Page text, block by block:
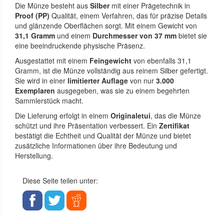
Die Münze besteht aus Silbermit einer Prägetechnik in
Proof (PP) Qualität, einem Verfahren, das für präzise Details
und glänzende Oberflächen sorgt. Mit einem Gewicht von
31,1 Gramm und einem Durchmesser von 37 mm bietet sie
eine beeindruckende physische Präsenz.
Ausgestattet mit einem Feingewicht von ebenfalls 31,1
Gramm, ist die Münze vollständig aus reinem Silber gefertigt.
Sie wird in einer limitierter Auflage von nur 3.000
Exemplaren ausgegeben, was sie zu einem begehrten
Sammlerstück macht.
Die Lieferung erfolgt in einem Originaletui, das die Münze
schützt und ihre Präsentation verbessert. Ein Zertifikat
bestätigt die Echtheit und Qualität der Münze und bietet
zusätzliche Informationen über ihre Bedeutung und
Herstellung.
Diese Seite teilen unter: